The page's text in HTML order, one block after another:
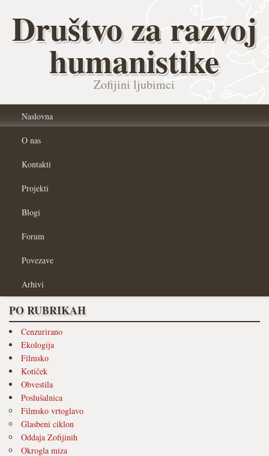
Društvo za razvoj
humanistike
Zofijini ljubimci
Naslovna
O nas
Kontakti
Projekti
Blogi
Forum
Povezave
Arhivi
PO RUBRIKAH
Cenzurirano
Ekologija
Filmsko
Kotiček
Obvestila
Poslušalnica
Filmsko vrtoglavo
Glasbeni ciklon
Oddaja Zofijinih
Okrogla miza